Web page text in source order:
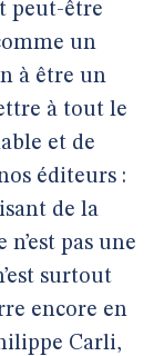
peut-être
un
à être un
à tout le
et de
éditeurs :
de la
n’est pas une
surtout
encore en
Carli,